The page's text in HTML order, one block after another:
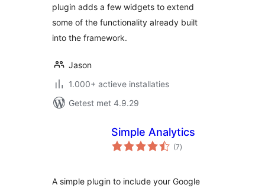
plugin adds a few widgets to extend
some of the functionality already built
into the framework.
Jason
1.000+ actieve installaties
Getest met 4.9.29
Simple Analytics
(7totaal
waarderingen
)
A simple plugin to include your Google